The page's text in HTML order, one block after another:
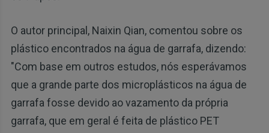
O autor principal, Naixin Qian, comentou sobre os
plástico encontrados na água de garrafa, dizendo:
"Com base em outros estudos, nós esperávamos
que a grande parte dos microplásticos na água de
garrafa fosse devido ao vazamento da própria
garrafa, que em geral é feita de plástico PET